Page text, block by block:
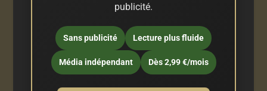
publicité.
Sans publicité Lecture plus fluide
Média indépendant Dès 2,99 €/mois